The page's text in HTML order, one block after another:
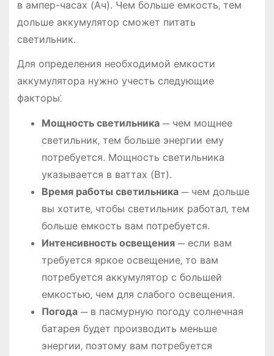
в ампер-часах (Ач). Чем больше емкость‚ тем
дольше аккумулятор сможет питать
светильник.
Для определения необходимой емкости
аккумулятора нужно учесть следующие
факторы⁚
Мощность светильника─ чем мощнее
светильник‚ тем больше энергии ему
потребуется. Мощность светильника
указывается в ваттах (Вт).
Время работы светильника─ чем дольше
вы хотите‚ чтобы светильник работал‚ тем
больше емкость вам потребуется.
Интенсивность освещения─ если вам
требуется яркое освещение‚ то вам
потребуется аккумулятор с большей
емкостью‚ чем для слабого освещения.
Погода─ в пасмурную погоду солнечная
батарея будет производить меньше
энергии‚ поэтому вам потребуется